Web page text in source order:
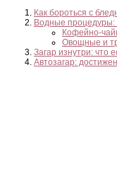
Как бороться с
Водные процедуры:
Кофейно-
Овощные и
Загар изнутри: что
Автозагар: